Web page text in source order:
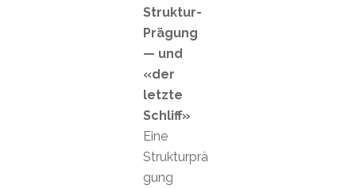
Struktur-
Prägung
— und
«der
letzte
Schliff»
Eine
Strukturprä
gung